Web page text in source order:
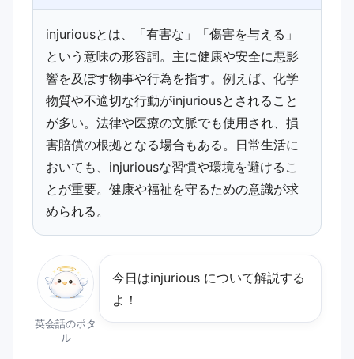
injuriousとは、「有害な」「傷害を与える」
という意味の形容詞。主に健康や安全に悪影
響を及ぼす物事や行為を指す。例えば、化学
物質や不適切な行動がinjuriousとされること
が多い。法律や医療の文脈でも使用され、損
害賠償の根拠となる場合もある。日常生活に
おいても、injuriousな習慣や環境を避けるこ
とが重要。健康や福祉を守るための意識が求
められる。
英会話のポタ
ル
今日は﻿injurious について解説する
よ！